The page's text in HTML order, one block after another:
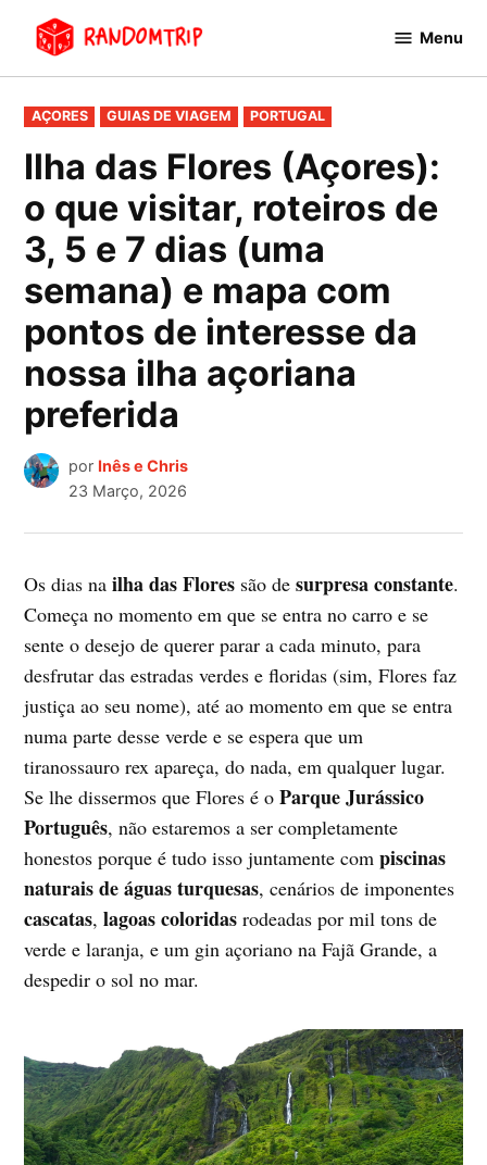
Avançar
conteúdo
Menu
PUBLICADO
EM
AÇORES GUIAS DE VIAGEM PORTUGAL
Ilha das Flores (Açores):
o que visitar, roteiros de
3, 5 e 7 dias (uma
semana) e mapa com
pontos de interesse da
nossa ilha açoriana
preferida
por Inês e Chris
23 Março, 2026
Os dias nailha das Flores são desurpresa constante.
Começa no momento em que se entra no carro e se
sente o desejo de querer parar a cada minuto, para
desfrutar das estradas verdes e floridas (sim, Flores faz
justiça ao seu nome), até ao momento em que se entra
numa parte desse verde e se espera que um
tiranossauro rex apareça, do nada, em qualquer lugar.
Se lhe dissermos que Flores é oParque Jurássico
Português, não estaremos a ser completamente
honestos porque é tudo isso juntamente compiscinas
naturais de águas turquesas, cenários de imponentes
cascatas,lagoas coloridas rodeadas por mil tons de
verde e laranja, e um gin açoriano na Fajã Grande, a
despedir o sol no mar.